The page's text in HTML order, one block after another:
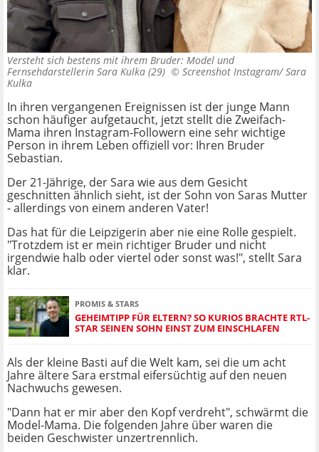
Versteht sich bestens mit ihrem Bruder: Model und
Fernsehdarstellerin Sara Kulka (29) © Screenshot Instagram/ Sara
Kulka
In ihren vergangenen Ereignissen ist der junge Mann
schon häufiger aufgetaucht, jetzt stellt die Zweifach-
Mama ihren Instagram-Followern eine sehr wichtige
Person in ihrem Leben offiziell vor: Ihren Bruder
Sebastian.
Der 21-Jährige, der Sara wie aus dem Gesicht
geschnitten ähnlich sieht, ist der Sohn von Saras Mutter
- allerdings von einem anderen Vater!
Das hat für die Leipzigerin aber nie eine Rolle gespielt.
"Trotzdem ist er mein richtiger Bruder und nicht
irgendwie halb oder viertel oder sonst was!", stellt Sara
klar.
PROMIS & STARS
GEHEIMTIPP FÜR ELTERN? SO KURIOS BRACHTE RTL-
STAR SEINEN SOHN EINST ZUM EINSCHLAFEN
Als der kleine Basti auf die Welt kam, sei die um acht
Jahre ältere Sara erstmal eifersüchtig auf den neuen
Nachwuchs gewesen.
"Dann hat er mir aber den Kopf verdreht", schwärmt die
Model-Mama. Die folgenden Jahre über waren die
beiden Geschwister unzertrennlich.